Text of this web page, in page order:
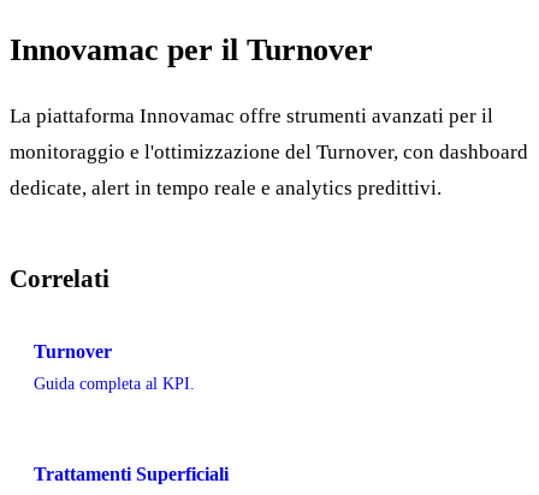
Innovamac per il Turnover
La piattaforma Innovamac offre strumenti avanzati per il
monitoraggio e l'ottimizzazione del Turnover, con dashboard
dedicate, alert in tempo reale e analytics predittivi.
Correlati
Turnover
Guida completa al KPI.
Trattamenti Superficiali